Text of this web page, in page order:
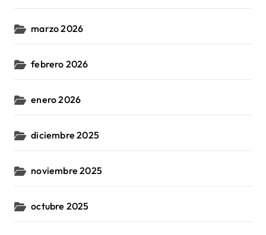
marzo 2026
febrero 2026
enero 2026
diciembre 2025
noviembre 2025
octubre 2025